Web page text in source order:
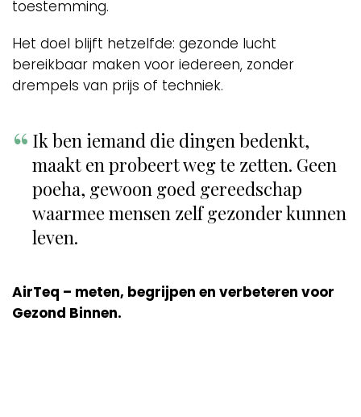
toestemming.
Het doel blijft hetzelfde: gezonde lucht
bereikbaar maken voor iedereen, zonder
drempels van prijs of techniek.
Ik ben iemand die dingen bedenkt,
maakt en probeert weg te zetten. Geen
poeha, gewoon goed gereedschap
waarmee mensen zelf gezonder kunnen
leven.
AirTeq – meten, begrijpen en verbeteren voor
Gezond Binnen.